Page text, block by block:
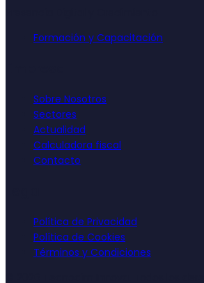
Formación y Capacitación
Sobre Nosotros
Sectores
Actualidad
Calculadora fiscal
Contacto
Política de Privacidad
Política de Cookies
Términos y Condiciones